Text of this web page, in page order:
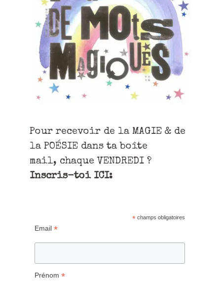
Pour recevoir de la MAGIE & de
la POÉSIE dans ta boîte
mail, chaque VENDREDI ?
Inscris-toi ICI:
* champs obligatoires
Email *
Prénom *